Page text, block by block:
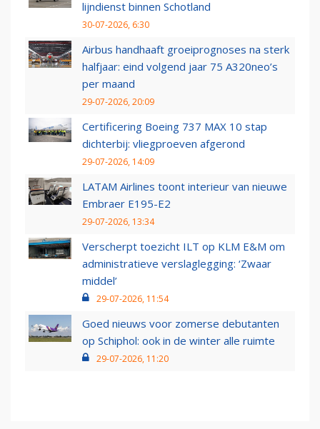
lijndienst binnen Schotland
30-07-2026, 6:30
Airbus handhaaft groeiprognoses na sterk
halfjaar: eind volgend jaar 75 A320neo’s
per maand
29-07-2026, 20:09
Certificering Boeing 737 MAX 10 stap
dichterbij: vliegproeven afgerond
29-07-2026, 14:09
LATAM Airlines toont interieur van nieuwe
Embraer E195-E2
29-07-2026, 13:34
Verscherpt toezicht ILT op KLM E&M om
administratieve verslaglegging: ‘Zwaar
middel’
29-07-2026, 11:54
Goed nieuws voor zomerse debutanten
op Schiphol: ook in de winter alle ruimte
29-07-2026, 11:20